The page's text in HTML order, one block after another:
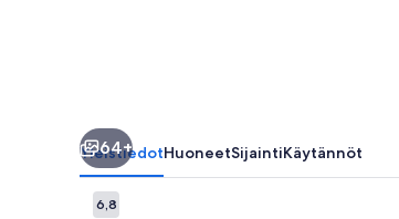
64+
YleistiedotHuoneetSijaintiKäytännöt
Arvostelut
6,86,8 kautta 10.